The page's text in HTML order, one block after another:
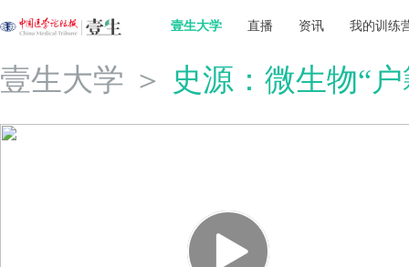
壹生大学 直播 资讯 我的训练
壹生大学 ＞ 史源：微生物“